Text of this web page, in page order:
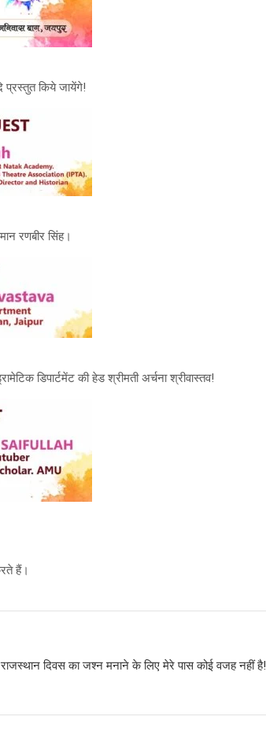
प्रस्तुत किये जायेंगे!
रणबीर सिंह।
डिपार्टमेंट की हेड श्रीमती अर्चना श्रीवास्तव!
हैं।
राजस्थान दिवस का जश्न मनाने के लिए मेरे पास कोई वजह नहीं है!